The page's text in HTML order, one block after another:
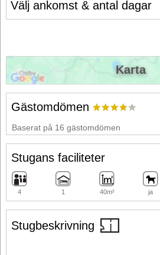
Välj ankomst & antal dagar
Stugbeskrivning
Gästomdömen
Baserat på 16 gästomdömen
Stugans faciliteter
4 1 40m² ja
Karta